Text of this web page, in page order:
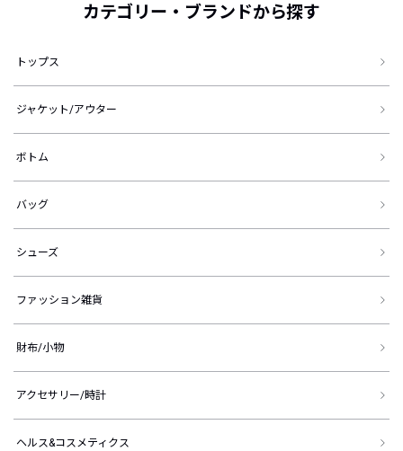
カテゴリー・ブランドから探す
トップス
ジャケット/アウター
ボトム
バッグ
シューズ
ファッション雑貨
財布/小物
アクセサリー/時計
ヘルス&コスメティクス